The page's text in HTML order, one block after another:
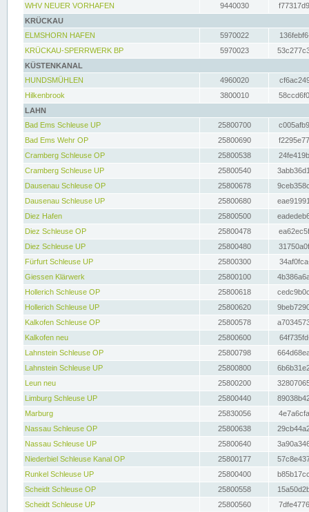
WHV NEUER VORHAFEN
9440030
KRÜCKAU
ELMSHORN HAFEN
5970022
KRÜCKAU-SPERRWERK BP
5970023
KÜSTENKANAL
HUNDSMÜHLEN
4960020
Hilkenbrook
3800010
LAHN
Bad Ems Schleuse UP
25800700
Bad Ems Wehr OP
25800690
Cramberg Schleuse OP
25800538
Cramberg Schleuse UP
25800540
Dausenau Schleuse OP
25800678
Dausenau Schleuse UP
25800680
Diez Hafen
25800500
Diez Schleuse OP
25800478
Diez Schleuse UP
25800480
Fürfurt Schleuse UP
25800300
Giessen Klärwerk
25800100
Hollerich Schleuse OP
25800618
Hollerich Schleuse UP
25800620
Kalkofen Schleuse OP
25800578
Kalkofen neu
25800600
Lahnstein Schleuse OP
25800798
Lahnstein Schleuse UP
25800800
Leun neu
25800200
Limburg Schleuse UP
25800440
Marburg
25830056
Nassau Schleuse OP
25800638
Nassau Schleuse UP
25800640
Niederbiel Schleuse Kanal OP
25800177
Runkel Schleuse UP
25800400
Scheidt Schleuse OP
25800558
Scheidt Schleuse UP
25800560